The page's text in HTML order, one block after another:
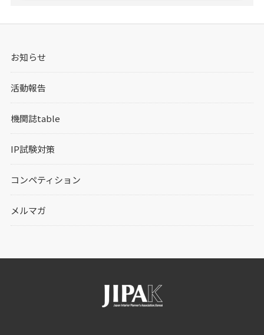
お知らせ
活動報告
機関誌table
IP試験対策
コンペティション
メルマガ